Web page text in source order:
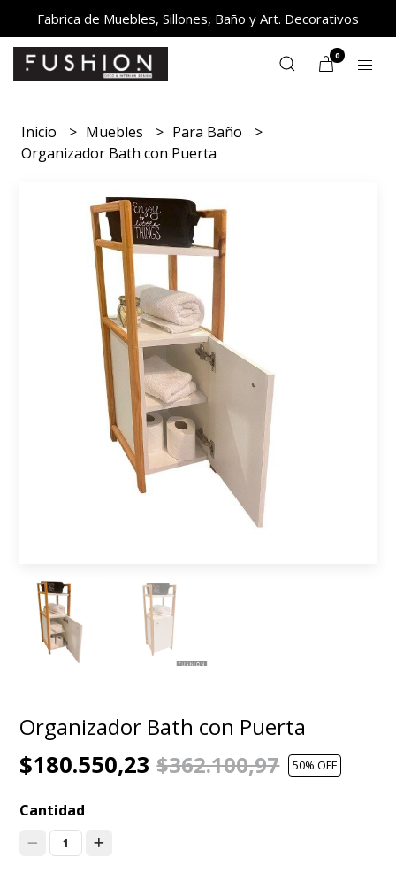
Fabrica de Muebles, Sillones, Baño y Art. Decorativos
0
Inicio Muebles
Para Baño
Organizador Bath con Puerta
Organizador Bath con Puerta
$180.550,23$362.100,97 50% OFF
Cantidad
1